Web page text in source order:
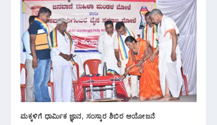
ಮಕ್ಕಳಿಗೆ ಧಾರ್ಮಿಕ ಜ್ಞಾನ, ಸಂಸ್ಕಾರ ಶಿಬಿರ ಆಯೋಜನೆ